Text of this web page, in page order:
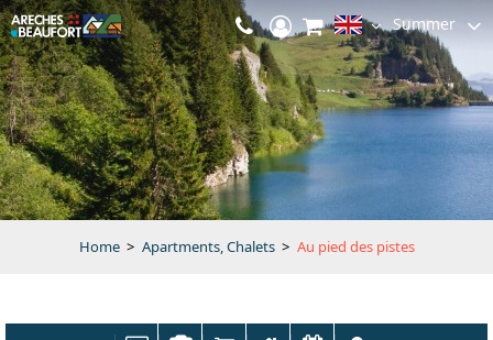
Summer
Home > Apartments, Chalets > Au pied des pistes